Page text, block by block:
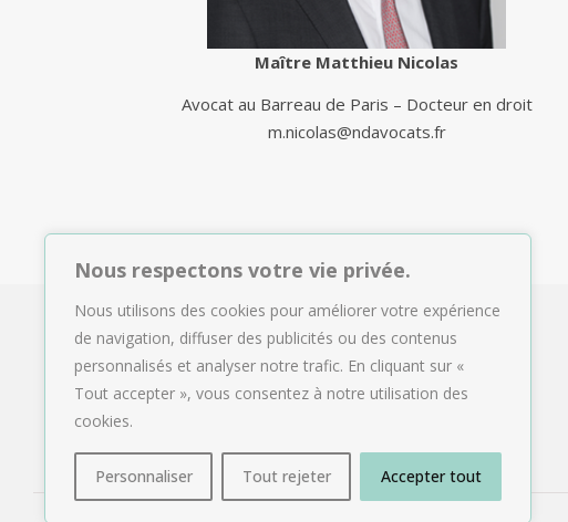
Nous respectons votre vie privée.
Nous utilisons des cookies pour améliorer votre expérience
de navigation, diffuser des publicités ou des contenus
personnalisés et analyser notre trafic. En cliquant sur «
Tout accepter », vous consentez à notre utilisation des
cookies.
Personnaliser Tout rejeter Accepter tout
Maître Matthieu Nicolas
Avocat au Barreau de Paris – Docteur en droit
m.nicolas@ndavocats.fr